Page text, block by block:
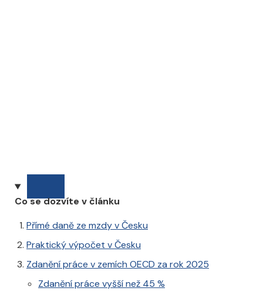
Co se dozvíte v článku
Přímé daně ze mzdy v Česku
Praktický výpočet v Česku
Zdanění práce v zemích OECD za rok 2025
Zdanění práce vyšší než 45 %